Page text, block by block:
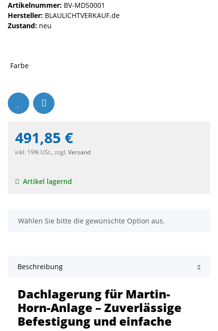
Artikelnummer: BV-MDS0001
Hersteller: BLAULICHTVERKAUF.de
Zustand: neu
Farbe
491,85 €
inkl. 19% USt., zzgl. Versand
Artikel lagernd
x
Wählen Sie bitte die gewünschte Option aus.
Beschreibung
Dachlagerung für Martin-
Horn-Anlage – Zuverlässige
Befestigung und einfache